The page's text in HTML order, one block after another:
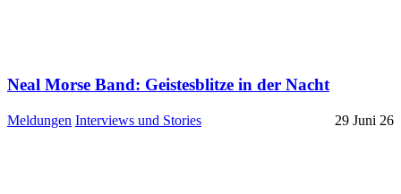
Neal Morse Band: Geistesblitze in der Nacht
Meldungen Interviews und Stories 29 Juni 26